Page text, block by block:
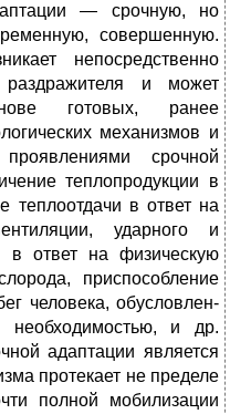
— срочную, но
совершенную.
непосредственно
и может
готовых, ранее
механизмов и
срочной
теплопродукции в
теплоотдачи в от­вет на
ударного и
в ответ на физическую
приспособление
человека, обусловлен­
необходимостью, и др.
адаптации является
протекает не пределе
полной мобилиза­ции